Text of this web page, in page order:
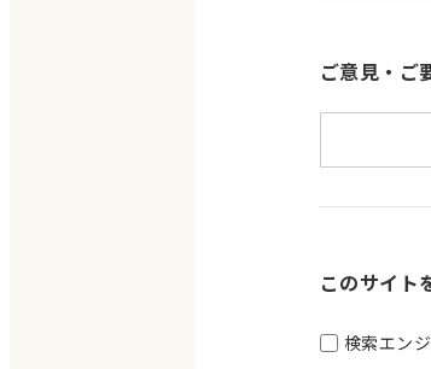
ご意見・ご
このサイト
検索エン